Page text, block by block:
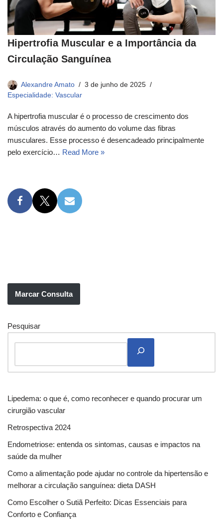
Hipertrofia Muscular e a Importância da
Circulação Sanguínea
Alexandre Amato
3 de junho de 2025
Especialidade: Vascular
A hipertrofia muscular é o processo de crescimento dos
músculos através do aumento do volume das fibras
musculares. Esse processo é desencadeado principalmente
pelo exercício… Read More »
Marcar Consulta
Pesquisar
Lipedema: o que é, como reconhecer e quando procurar um
cirurgião vascular
Retrospectiva 2024
Endometriose: entenda os sintomas, causas e impactos na
saúde da mulher
Como a alimentação pode ajudar no controle da hipertensão e
melhorar a circulação sanguínea: dieta DASH
Como Escolher o Sutiã Perfeito: Dicas Essenciais para
Conforto e Confiança